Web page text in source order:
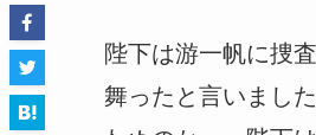
陛下は游一帆に捜
舞ったと言いまし